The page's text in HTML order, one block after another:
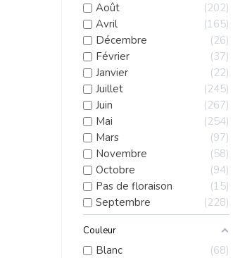
Août
202
Avril
165
Décembre
26
Février
37
Janvier
22
Juillet
245
Juin
267
Mai
254
Mars
97
Novembre
58
Octobre
94
Pas de floraison
15
Septembre
228
Couleur
Blanc
68